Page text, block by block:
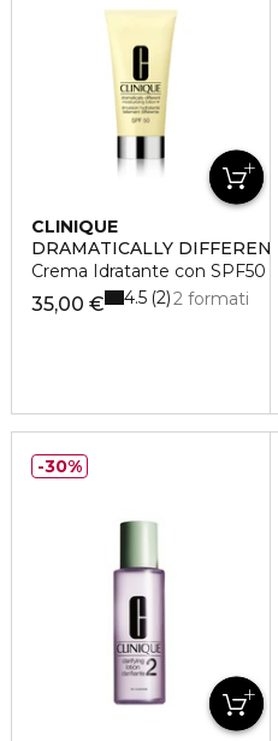
CLINIQUE
DRAMATICALLY
Crema Idratante con SPF50
35,00 € 2 formati
4.5 2
30%